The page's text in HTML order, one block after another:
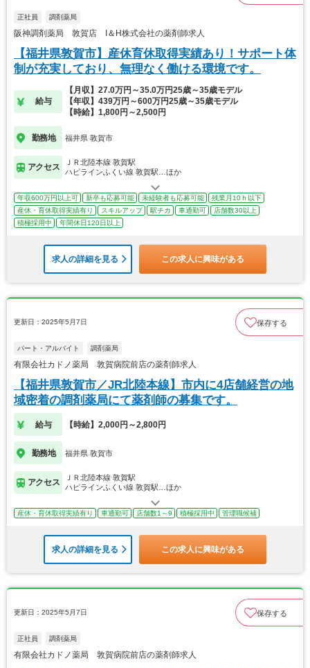
正社員 調剤薬局
阪神調剤薬局 敦賀店 I＆H株式会社の薬剤師求人
【福井県敦賀市】産休育休取得実績あり！サポート体
制が充実しており、無理なく働ける環境です。
給与
【月収】27.0万円～35.0万円25歳～35歳モデル
【年収】439万円～600万円25歳～35歳モデル
【時給】1,800円～2,500円
勤務地 福井県 敦賀市
アクセス
ＪＲ北陸本線 敦賀駅
ハピラインふくい線 敦賀駅…ほか
年収600万円以上可 新卒も応募可能 未経験者も応募可能
残業月10ｈ以下
産休・育休取得実績有り
スキルアップ 駅チカ 車通勤可
店舗数30以上
積極採用中
年間休日120日以上
求人の詳細を見る この求人に興味がある
更新日：2025年5月7日 保存する
パート・アルバイト 調剤薬局
有限会社カドノ薬局 敦賀病院前店の薬剤師求人
【福井県敦賀市／JR北陸本線】市内に4店舗経営の地
域密着の調剤薬局にて薬剤師の募集です。
給与 【時給】2,000円～2,800円
勤務地 福井県 敦賀市
アクセス
ＪＲ北陸本線 敦賀駅
ハピラインふくい線 敦賀駅…ほか
産休・育休取得実績有り 車通勤可 店舗数1～9 積極採用中 管理職候補
求人の詳細を見る この求人に興味がある
更新日：2025年5月7日 保存する
正社員 調剤薬局
有限会社カドノ薬局 敦賀病院前店の薬剤師求人